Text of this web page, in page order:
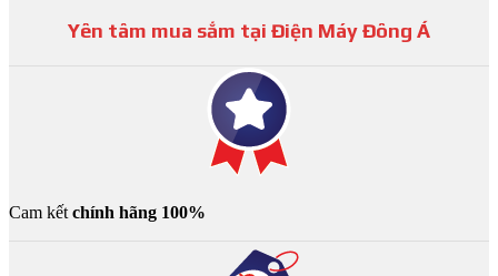
Yên tâm mua sắm tại Điện Máy Đông Á
Cam kết chính hãng 100%